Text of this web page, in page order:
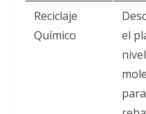
Reciclaje
Químico
el
nivel
para